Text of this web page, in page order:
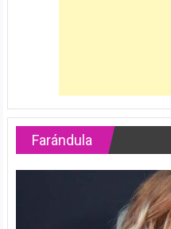
Farándula